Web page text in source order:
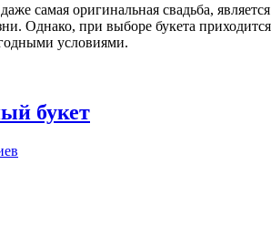
самая оригинальная свадьба,
Однако, при выборе букета
условиями.
букет